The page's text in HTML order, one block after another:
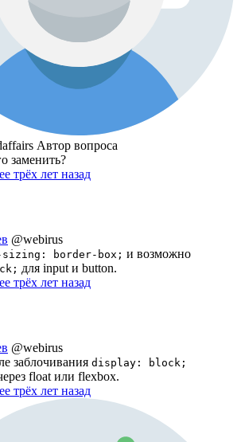
Автор вопроса
заменить?
трёх лет назад
@webirus
sizing: border-box; и возможно
для input и button.
трёх лет назад
@webirus
заблочивания display: block;
float или flexbox.
трёх лет назад